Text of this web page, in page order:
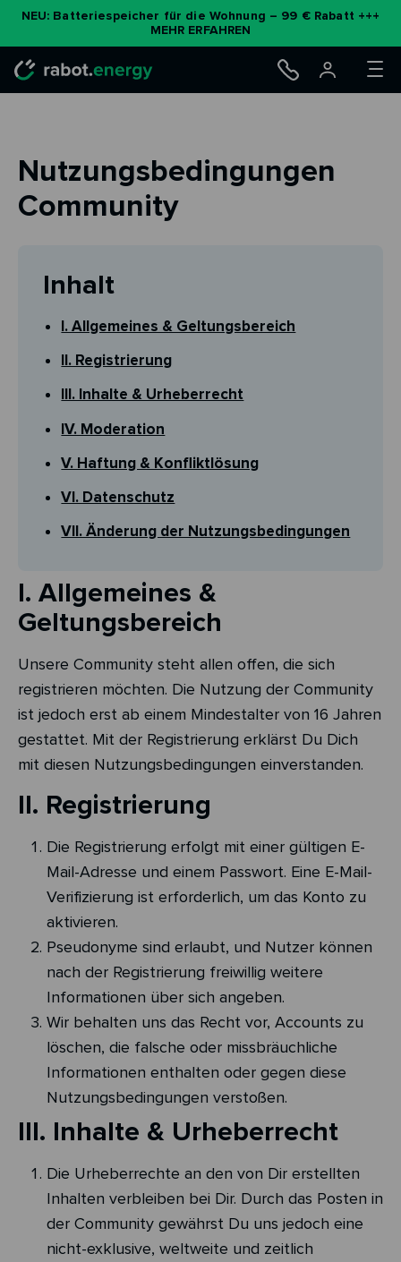
NEU: Batteriespeicher für die Wohnung – 99 € Rabatt +++
MEHR ERFAHREN
Nutzungsbedingungen
Community
Inhalt
I. Allgemeines & Geltungsbereich
II. Registrierung
III. Inhalte & Urheberrecht
IV. Moderation
V. Haftung & Konfliktlösung
VI. Datenschutz
VII. Änderung der Nutzungsbedingungen
I. Allgemeines &
Geltungsbereich
Unsere Community steht allen offen, die sich
registrieren möchten. Die Nutzung der Community
ist jedoch erst ab einem Mindestalter von 16 Jahren
gestattet. Mit der Registrierung erklärst Du Dich
mit diesen Nutzungsbedingungen einverstanden.
II. Registrierung
Die Registrierung erfolgt mit einer gültigen E-
Mail-Adresse und einem Passwort. Eine E-Mail-
Verifizierung ist erforderlich, um das Konto zu
aktivieren.
Pseudonyme sind erlaubt, und Nutzer können
nach der Registrierung freiwillig weitere
Informationen über sich angeben.
Wir behalten uns das Recht vor, Accounts zu
löschen, die falsche oder missbräuchliche
Informationen enthalten oder gegen diese
Nutzungsbedingungen verstoßen.
III. Inhalte & Urheberrecht
Die Urheberrechte an den von Dir erstellten
Inhalten verbleiben bei Dir. Durch das Posten in
der Community gewährst Du uns jedoch eine
nicht-exklusive, weltweite und zeitlich
Zum
Inhalt
springen